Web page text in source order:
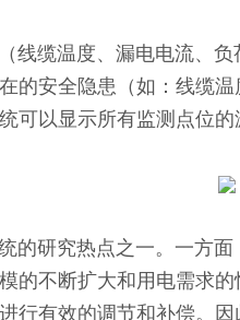
缆温度、漏电电流、负
的安全隐患（如：线缆
可以显示所有监测点位
研究热点之一。一方面
的不断扩大和用电需求
行有效的调节和补偿。